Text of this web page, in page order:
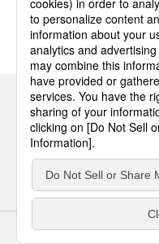
サイトのご利用にあたって